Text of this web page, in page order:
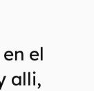
el
alli,